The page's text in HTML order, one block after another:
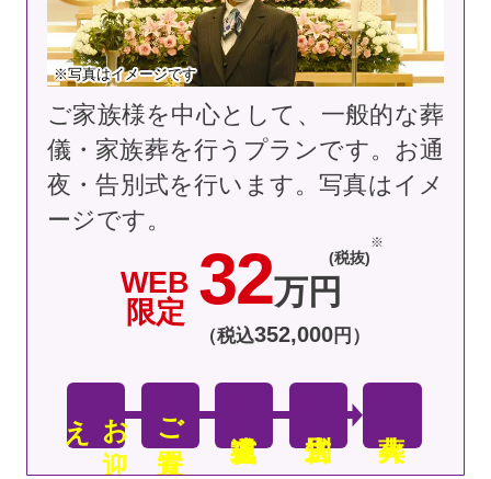
※写真はイメージです
WEB
限定 32万円
(税抜)
（税込352,000円）
お
迎
え ご安置
ご家族様を中心として、一般的な葬
儀・家族葬を行うプランです。お通
夜・告別式を行います。写真はイメ
ージです。